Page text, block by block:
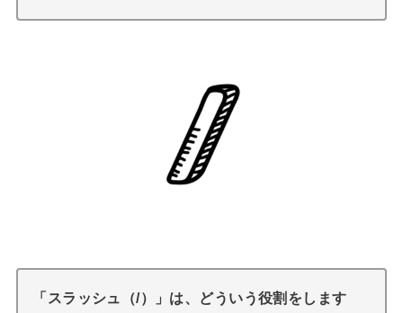
「スラッシュ（/）」は、どういう役割をします